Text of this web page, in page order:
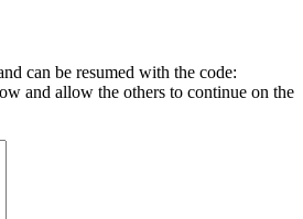
can be resumed with the code:
and allow the others to continue on the